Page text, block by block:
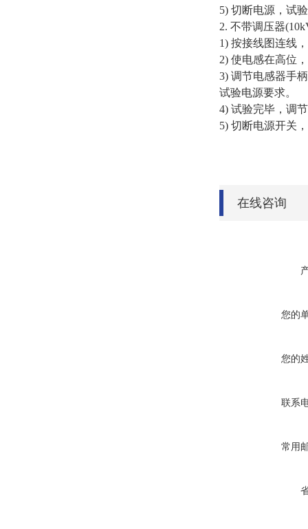
5) 切断电源，试
2. 不带调压器
1) 按接线图连线
2) 使电感在高位
3) 调节电感器手
试验电源要求。
4) 试验完毕，调
5) 切断电源开关
在线咨询
您的
您的
联系
常用